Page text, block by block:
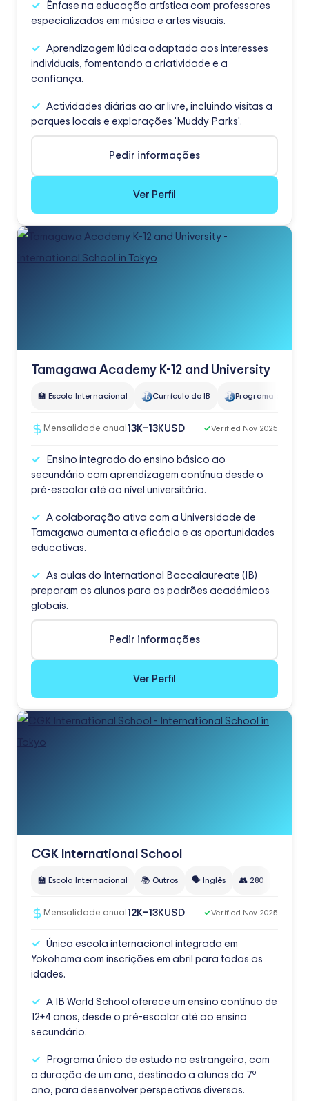
Ênfase na educação artística com professores
especializados em música e artes visuais.
Aprendizagem lúdica adaptada aos interesses
individuais, fomentando a criatividade e a
confiança.
Actividades diárias ao ar livre, incluindo visitas a
parques locais e explorações 'Muddy Parks'.
Pedir informações
Ver Perfil
Tamagawa Academy K-12 and University
🏫 Escola Internacional Currículo do IB Programa de
Mensalidade anual 13K–13KUSD ✓Verified Nov 2025
Ensino integrado do ensino básico ao
secundário com aprendizagem contínua desde o
pré-escolar até ao nível universitário.
A colaboração ativa com a Universidade de
Tamagawa aumenta a eficácia e as oportunidades
educativas.
As aulas do International Baccalaureate (IB)
preparam os alunos para os padrões académicos
globais.
Pedir informações
Ver Perfil
CGK International School
🏫 Escola Internacional 📚 Outros 🗣️ Inglês 👥 280
Mensalidade anual 12K–13KUSD ✓Verified Nov 2025
Única escola internacional integrada em
Yokohama com inscrições em abril para todas as
idades.
A IB World School oferece um ensino contínuo de
12+4 anos, desde o pré-escolar até ao ensino
secundário.
Programa único de estudo no estrangeiro, com
a duração de um ano, destinado a alunos do 7º
ano, para desenvolver perspectivas diversas.